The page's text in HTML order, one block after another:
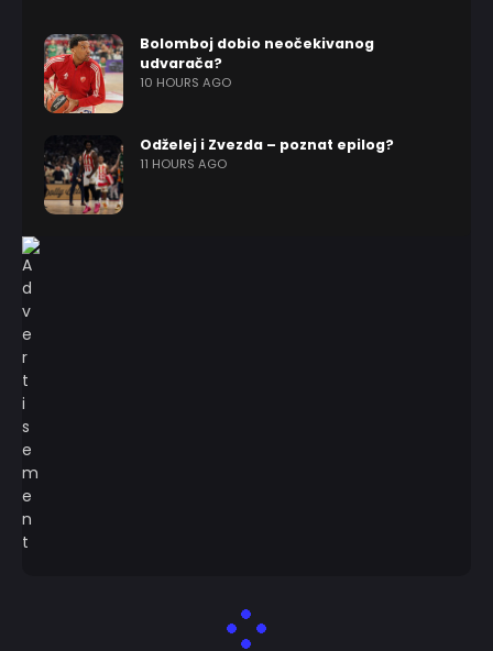
Bolomboj dobio neočekivanog
udvarača?
10 HOURS AGO
Odželej i Zvezda – poznat epilog?
11 HOURS AGO